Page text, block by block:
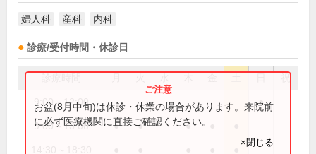
婦人科 産科 内科
診療/受付時間・休診日
祝
9:00～12:00 ●
9:00～13:00 ● ● ●
お盆(8月中旬)は休診・休業の場合があります。来院前
に必ず医療機関に直接ご確認ください。
×閉じる